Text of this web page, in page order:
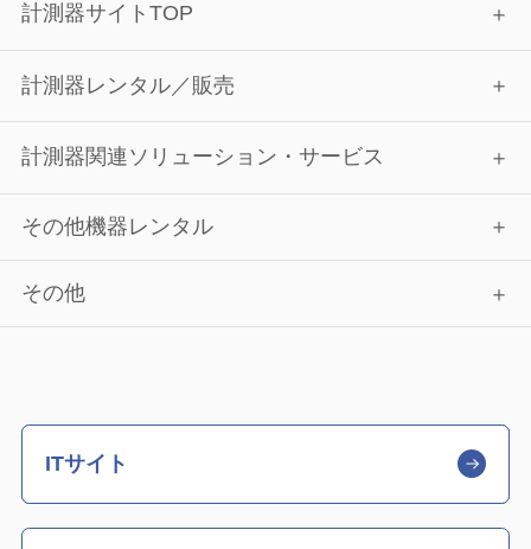
計測器サイトTOP
計測器レンタル／販売
計測器関連ソリューション・サービス
その他機器レンタル
その他
ITサイト